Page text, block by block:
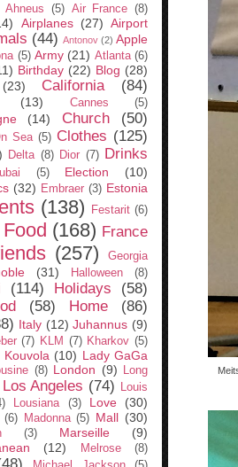
Ahneus (5) Air France (8)
Airplanes (27) Airport
(44) Antonov (2) Apple
(5) Army (21) Atlanta (6)
Birthday (22) Blog (28)
(23) California (84)
(13) Cannes (5)
(14) Church (50)
Sea (5) Clothes (125)
Delta (8) Dior (7) Drinks
(5) Election
(10)
(32) Embraer (3) Estonia
(138) Festarit (6)
Food (168) France
(257)
Georgia
(31) Halloween (8)
(114) Holidays
(58)
(58) Home
(86)
Italy (12) Juhannus (9)
(7) KLM (7) Kharkov (5)
Kouvola (10) Lady GaGa
(8) London (9)
Long
Los Angeles (74)
Louis
Lousiana (3) Love (30)
(6) Madonna (5) Mall (30)
(3) Marseille
(9)
(12) Melrose (8)